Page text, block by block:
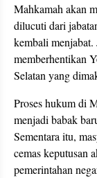
Mahkamah akan
dilucuti dari
kembali
memberhentikan
Selatan yang
Proses hukum di
menjadi babak
Sementara itu,
cemas keputusan
pemerintahan